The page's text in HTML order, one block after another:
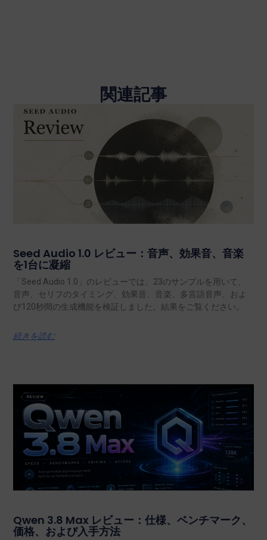
関連記事
Seed Audio 1.0 レビュー：音声、効果音、音楽
を1台に凝縮
「Seed Audio 1.0」のレビューでは、23のサンプルを用いて、
音声、セリフのタイミング、効果音、音楽、多言語音声、およ
び120秒間の生成機能を検証しました。結果をご覧ください。.
続きを読む
Qwen 3.8 Max レビュー：仕様、ベンチマーク、
価格、および入手方法